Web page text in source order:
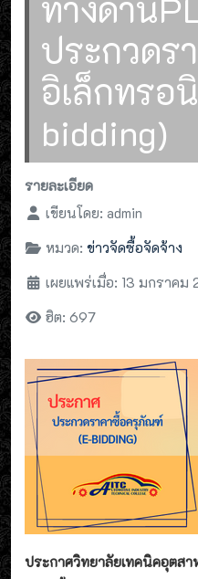
ทางด้าน
ประกวดร
อิเล็กทรอ
bidding)
รายละเอียด
เขียนโดย: admin
หมวด: ข่าวจัดซื้อจัดจ้าง
เผยแพร่เมื่อ: 13 มกราคม
ฮิต: 697
ประกาศวิทยาลัยเทคนิคอุตส